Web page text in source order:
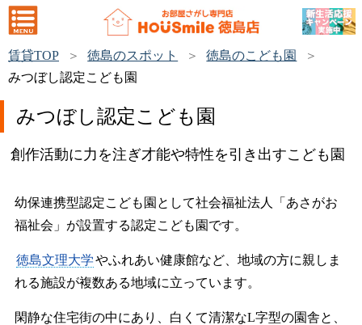
賃貸TOP 徳島のスポット
徳島のこども園
みつぼし認定こども園
みつぼし認定こども園
創作活動に力を注ぎ才能や特性を引き出すこども園
幼保連携型認定こども園として社会福祉法人「あさがお
福祉会」が設置する認定こども園です。
徳島文理大学やふれあい健康館など、地域の方に親しま
れる施設が複数ある地域に立っています。
閑静な住宅街の中にあり、白くて清潔なL字型の園舎と、